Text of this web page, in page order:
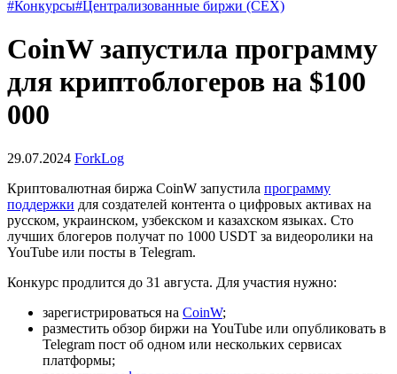
#Конкурсы#Централизованные биржи (CEX)
CoinW запустила программу
для криптоблогеров на $100
000
29.07.2024 ForkLog
Криптовалютная биржа CoinW запустила программу
поддержки для создателей контента о цифровых активах на
русском, украинском, узбекском и казахском языках. Сто
лучших блогеров получат по 1000 USDT за видеоролики на
YouTube или посты в Telegram.
Конкурс продлится до 31 августа. Для участия нужно:
зарегистрироваться на CoinW;
разместить обзор биржи на YouTube или опубликовать в
Telegram пост об одном или нескольких сервисах
платформы;